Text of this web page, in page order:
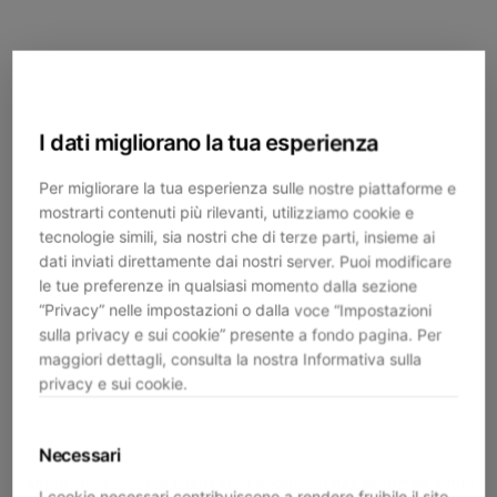
I dati migliorano la tua esperienza
Per migliorare la tua esperienza sulle nostre piattaforme e
mostrarti contenuti più rilevanti, utilizziamo cookie e
tecnologie simili, sia nostri che di terze parti, insieme ai
dati inviati direttamente dai nostri server. Puoi modificare
le tue preferenze in qualsiasi momento dalla sezione
“Privacy” nelle impostazioni o dalla voce “Impostazioni
sulla privacy e sui cookie” presente a fondo pagina. Per
maggiori dettagli, consulta la nostra Informativa sulla
privacy e sui cookie.
Necessari